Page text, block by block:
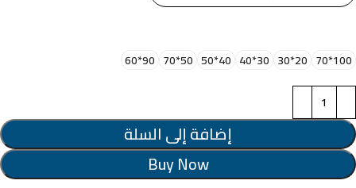
100*70
20*30
30*40
40*50
50*70
90*60
إضافة إلى السلة
Buy Now